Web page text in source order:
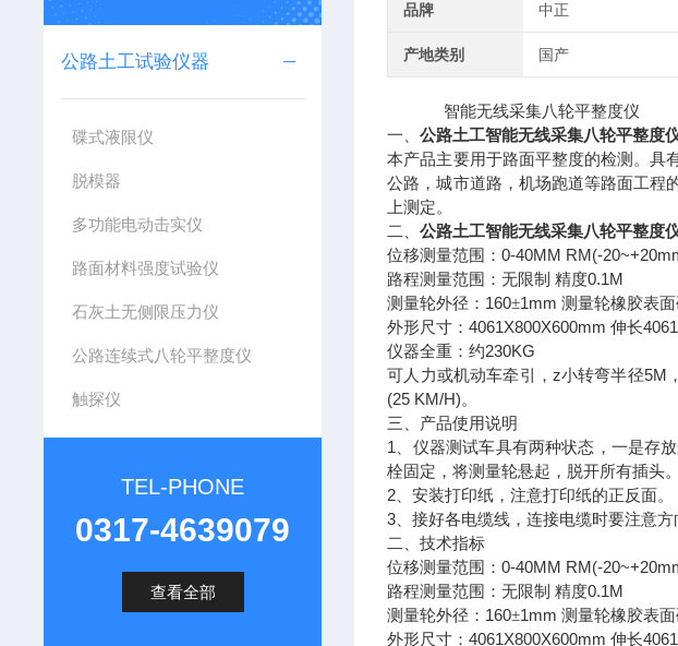
公路土工试验仪器
碟式液限仪
脱模器
多功能电动击实仪
路面材料强度试验仪
石灰土无侧限压力仪
公路连续式八轮平整度仪
触探仪
TEL-PHONE
0317-4639079
查看全部
品牌 中正
产地类别 国产
智能无线采集八轮平整度仪
一、公路土工智能无线采集八轮平整度
本产品主要用于路面平整度的检测。具
公路，城市道路，机场跑道等路面工程
上测定。
二、公路土工智能无线采集八轮平整度
位移测量范围：0-40MM RM(-
路程测量范围：无限制 精度0.1M
测量轮外径： 160±1mm测量轮橡胶表
外形尺寸：4061X800X600mm伸长
仪器全重：约230KG
可人力或机动车牵引， z小转弯半径5M
(25 KM/H)。
三、产品使用说明
1 、仪器测试车具有两种状态，一是存
栓固定，将测量轮悬起，脱开所有插头
2 、安装打印纸，注意打印纸的正反面。
3 、接好各电缆线，连接电缆时要注意方
二、技术指标
位移测量范围：0-40MM RM(-
路程测量范围：无限制 精度0.1M
测量轮外径： 160±1mm测量轮橡胶表
外形尺寸：4061X800X600mm伸长